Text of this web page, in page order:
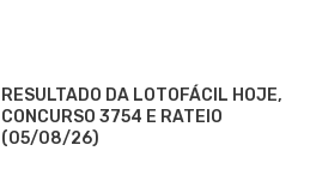
RESULTADO DA LOTOFÁCIL HOJE,
CONCURSO 3754 E RATEIO
(05/08/26)